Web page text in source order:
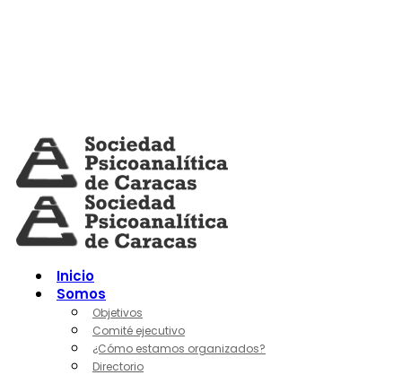
Inicio
Somos
Objetivos
Comité ejecutivo
¿Cómo estamos organizados?
Directorio